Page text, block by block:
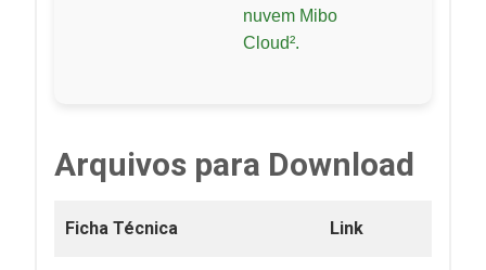
nuvem Mibo
Cloud².
Arquivos para Download
Ficha Técnica Link